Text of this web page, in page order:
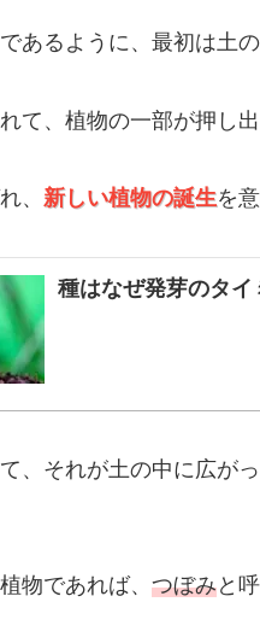
あるように、最初は土
て、植物の一部が押し出
、 新しい植物の誕生を
種はなぜ発芽のタイ
、それが土の中に広が
物であれば、 つぼみと